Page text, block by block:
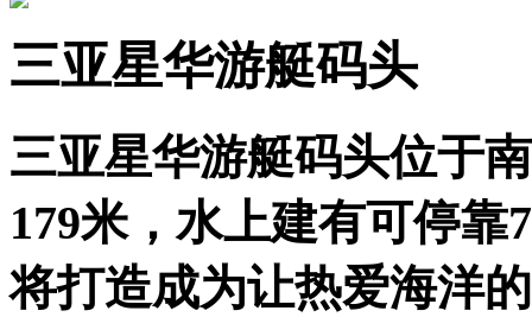
三亚星华游艇码头
三亚星华游艇码头位于
179米，水上建有可停
将打造成为让热爱海洋